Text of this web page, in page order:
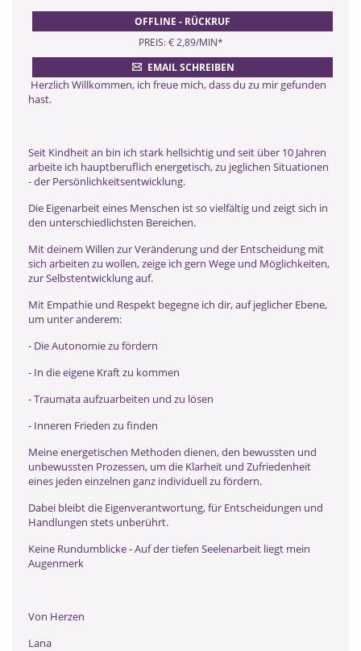
OFFLINE - RÜCKRUF
PREIS: € 2,89/MIN*
EMAIL SCHREIBEN
Herzlich Willkommen, ich freue mich, dass du zu mir gefunden
hast.
Seit Kindheit an bin ich stark hellsichtig und seit über 10 Jahren
arbeite ich hauptberuflich energetisch, zu jeglichen Situationen
- der Persönlichkeitsentwicklung.
Die Eigenarbeit eines Menschen ist so vielfältig und zeigt sich in
den unterschiedlichsten Bereichen.
Mit deinem Willen zur Veränderung und der Entscheidung mit
sich arbeiten zu wollen, zeige ich gern Wege und Möglichkeiten,
zur Selbstentwicklung auf.
Mit Empathie und Respekt begegne ich dir, auf jeglicher Ebene,
um unter anderem:
- Die Autonomie zu fördern
- In die eigene Kraft zu kommen
- Traumata aufzuarbeiten und zu lösen
- Inneren Frieden zu finden
Meine energetischen Methoden dienen, den bewussten und
unbewussten Prozessen, um die Klarheit und Zufriedenheit
eines jeden einzelnen ganz individuell zu fördern.
Dabei bleibt die Eigenverantwortung, für Entscheidungen und
Handlungen stets unberührt.
Keine Rundumblicke - Auf der tiefen Seelenarbeit liegt mein
Augenmerk
Von Herzen
Lana